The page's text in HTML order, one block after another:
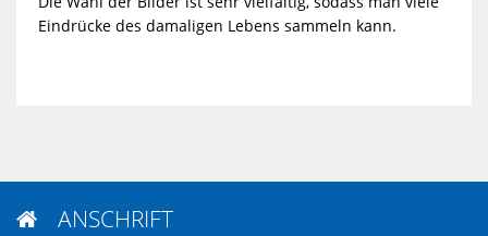
Eindrücke des damaligen Lebens sammeln kann.
 ANSCHRIFT